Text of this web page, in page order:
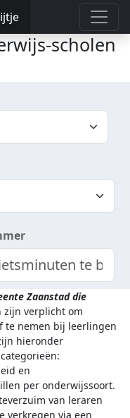
scholen
Zaanstad die
zijn verplicht om
te nemen bij leerlingen
hieronder
en
per onderwijssoort.
van leraren
verkregen via een